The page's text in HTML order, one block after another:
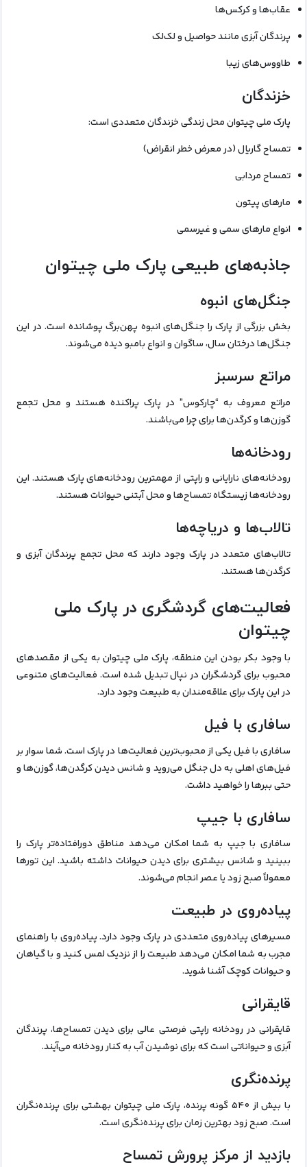
عقاب‌ها و کرکس‌ها
پرندگان آبزی مانند حواصیل و لک‌لک
طاووس‌های زیبا
خزندگان
پارک ملی چیتوان محل زندگی خزندگان متعددی است:
تمساح گاریال (در معرض خطر انقراض)
تمساح مردابی
مارهای پیتون
انواع مارهای سمی و غیرسمی
جاذبه‌های طبیعی پارک ملی چیتوان
جنگل‌های انبوه
بخش بزرگی از پارک را جنگل‌های انبوه پهن‌برگ پوشانده است. در این
جنگل‌ها درختان سال، ساگوان و انواع بامبو دیده می‌شوند.
مراتع سرسبز
مراتع معروف به “چارکوس” در پارک پراکنده هستند و محل تجمع
گوزن‌ها و کرگدن‌ها برای چرا می‌باشند.
رودخانه‌ها
رودخانه‌های نارایانی و راپتی از مهمترین رودخانه‌های پارک هستند. این
رودخانه‌ها زیستگاه تمساح‌ها و محل آبتنی حیوانات هستند.
تالاب‌ها و دریاچه‌ها
تالاب‌های متعدد در پارک وجود دارند که محل تجمع پرندگان آبزی و
کرگدن‌ها هستند.
فعالیت‌های گردشگری در پارک ملی
چیتوان
با وجود بکر بودن این منطقه، پارک ملی چیتوان به یکی از مقصدهای
محبوب برای گردشگران در نپال تبدیل شده است. فعالیت‌های متنوعی
در این پارک برای علاقه‌مندان به طبیعت وجود دارد.
سافاری با فیل
سافاری با فیل یکی از محبوب‌ترین فعالیت‌ها در پارک است. شما سوار بر
فیل‌های اهلی به دل جنگل می‌روید و شانس دیدن کرگدن‌ها، گوزن‌ها و
حتی ببرها را خواهید داشت.
سافاری با جیپ
سافاری با جیپ به شما امکان می‌دهد مناطق دورافتاده‌تر پارک را
ببینید و شانس بیشتری برای دیدن حیوانات داشته باشید. این تورها
معمولاً صبح زود یا عصر انجام می‌شوند.
پیاده‌روی در طبیعت
مسیرهای پیاده‌روی متعددی در پارک وجود دارد. پیاده‌روی با راهنمای
مجرب به شما امکان می‌دهد طبیعت را از نزدیک لمس کنید و با گیاهان
و حیوانات کوچک آشنا شوید.
قایقرانی
قایقرانی در رودخانه راپتی فرصتی عالی برای دیدن تمساح‌ها، پرندگان
آبزی و حیواناتی است که برای نوشیدن آب به کنار رودخانه می‌آیند.
پرنده‌نگری
با بیش از ۵۴۰ گونه پرنده، پارک ملی چیتوان بهشتی برای پرنده‌نگران
است. صبح زود بهترین زمان برای پرنده‌نگری است.
بازدید از مرکز پرورش تمساح